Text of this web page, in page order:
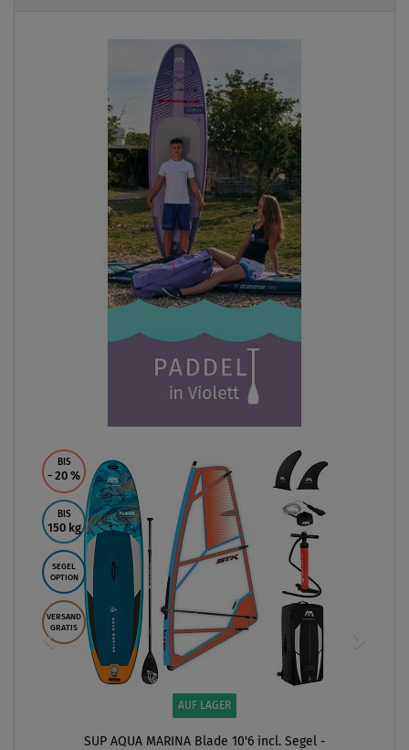
BIS
- 20 %
BIS
150 kg
SEGEL
OPTION
VERSAND
GRATIS
AUF LAGER
SUP AQUA MARINA Blade 10'6 incl. Segel -